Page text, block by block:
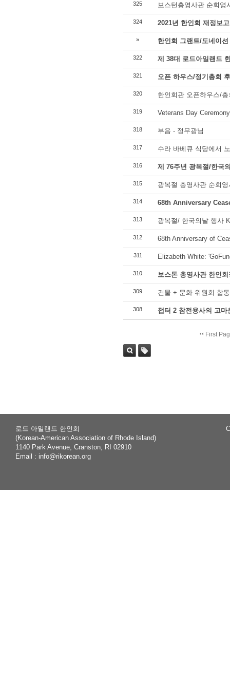
325 보스턴총영사관 순회영
324 2021년 한인회 재정보고
» 한인회 그랜트/도네이션
322 제 38대 로드아일랜드
321 오픈 하우스/정기총회
320 한인회관 오픈하우스/총
319 Veterans Day
318 부음 - 정무광님
317 수라 바베큐 식당에서
316 제 76주년 광복절/한국
315 광복절 총영사관 순회
314 68th Anniversary
313 광복절/ 한국의날 행사
312 68th Anniversary of
311 Elizabeth White:
310 보스톤 총영사관 한인
309 건물 + 문화 위원회 합
308 챕터 2 참전용사의 고마
First
로드 아일랜드 한인회
(Korean-American Association of Rhode Island)
1140 Park Avenue, Cranston, RI 02910
Email : info@rikorean.org